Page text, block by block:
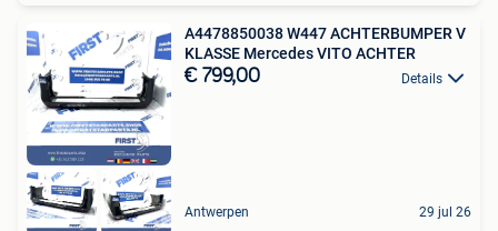
A4478850038 W447 ACHTERBUMPER V
KLASSE Mercedes VITO ACHTER
€ 799,00 Details
Antwerpen 29 jul 26